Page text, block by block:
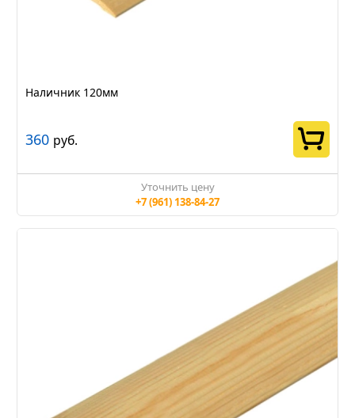
Наличник 120мм
360 руб.
Уточнить цену
+7 (961) 138-84-27